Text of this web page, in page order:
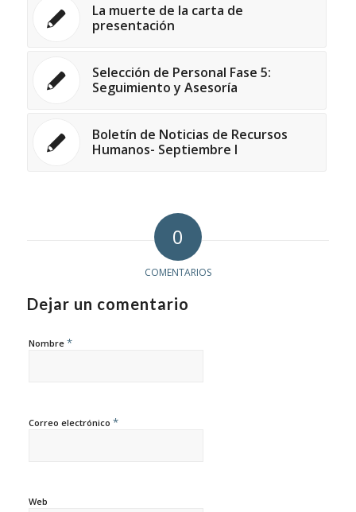
La muerte de la carta de
presentación
Selección de Personal Fase 5:
Seguimiento y Asesoría
Boletín de Noticias de Recursos
Humanos- Septiembre I
0
COMENTARIOS
Dejar un comentario
Nombre *
Correo electrónico *
Web